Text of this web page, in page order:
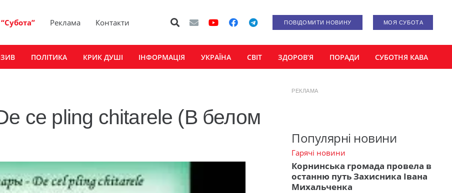
Реклама Контакти ПОВІДОМИТИ НОВИНУ МОЯ СУБОТА
ПОЛІТИКА КРИК ДУШІ ІНФОРМАЦІЯ УКРАЇНА СВІТ ЗДОРОВ’Я ПОРАДИ СУБОТНЯ КАВА
ce pling chitarele (В белом
РЕКЛАМА
Популярні новини
Гарячі новини
Корнинська громада провела в
останню путь Захисника Івана
Михальченка